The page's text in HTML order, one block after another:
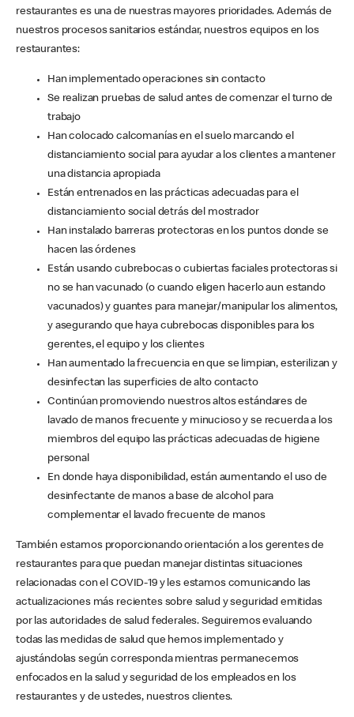
restaurantes es una de nuestras mayores prioridades. Además de
nuestros procesos sanitarios estándar, nuestros equipos en los
restaurantes:
Han implementado operaciones sin contacto
Se realizan pruebas de salud antes de comenzar el turno de
trabajo
Han colocado calcomanías en el suelo marcando el
distanciamiento social para ayudar a los clientes a mantener
una distancia apropiada
Están entrenados en las prácticas adecuadas para el
distanciamiento social detrás del mostrador
Han instalado barreras protectoras en los puntos donde se
hacen las órdenes
Están usando cubrebocas o cubiertas faciales protectoras si
no se han vacunado (o cuando eligen hacerlo aun estando
vacunados) y guantes para manejar/manipular los alimentos,
y asegurando que haya cubrebocas disponibles para los
gerentes, el equipo y los clientes
Han aumentado la frecuencia en que se limpian, esterilizan y
desinfectan las superficies de alto contacto
Continúan promoviendo nuestros altos estándares de
lavado de manos frecuente y minucioso y se recuerda a los
miembros del equipo las prácticas adecuadas de higiene
personal
En donde haya disponibilidad, están aumentando el uso de
desinfectante de manos a base de alcohol para
complementar el lavado frecuente de manos
También estamos proporcionando orientación a los gerentes de
restaurantes para que puedan manejar distintas situaciones
relacionadas con el COVID-19 y les estamos comunicando las
actualizaciones más recientes sobre salud y seguridad emitidas
por las autoridades de salud federales. Seguiremos evaluando
todas las medidas de salud que hemos implementado y
ajustándolas según corresponda mientras permanecemos
enfocados en la salud y seguridad de los empleados en los
restaurantes y de ustedes, nuestros clientes.